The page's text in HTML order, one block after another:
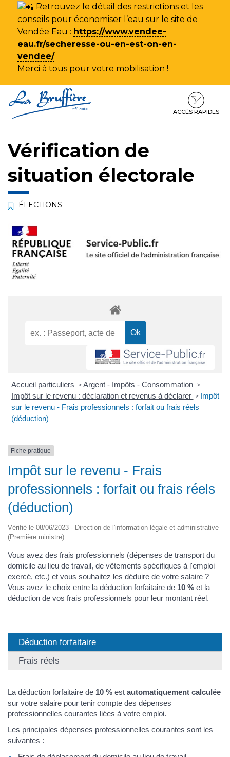
Retrouvez le détail des restrictions et les
conseils pour économiser l’eau sur le site de
Vendée Eau : https://www.vendee-
eau.fr/secheresse-ou-en-est-on-en-
vendee/
Merci à tous pour votre mobilisation !
au
contenu
au
ACCÈS RAPIDES
Vérification de
situation électorale
ÉLECTIONS
Accueil particuliers > Argent - Impôts - Consommation >
Impôt sur le revenu : déclaration et revenus à déclarer > Impôt
sur le revenu - Frais professionnels : forfait ou frais réels
(déduction)
Fiche pratique
Impôt sur le revenu - Frais
professionnels : forfait ou frais réels
(déduction)
Vérifié le 08/06/2023 - Direction de l'information légale et administrative
(Première ministre)
Vous avez des frais professionnels (dépenses de transport du
domicile au lieu de travail, de vêtements spécifiques à l'emploi
exercé, etc.) et vous souhaitez les déduire de votre salaire ?
Vous avez le choix entre la déduction forfaitaire de 10 % et la
déduction de vos frais professionnels pour leur montant réel.
Déduction forfaitaire
Frais réels
La déduction forfaitaire de 10 % est automatiquement calculée
sur votre salaire pour tenir compte des dépenses
professionnelles courantes liées à votre emploi.
Les principales dépenses professionnelles courantes sont les
suivantes :